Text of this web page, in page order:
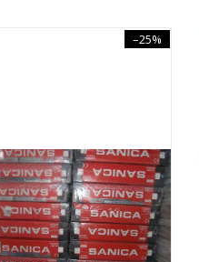
–25%